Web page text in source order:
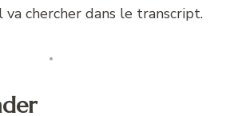
va chercher dans le transcript.